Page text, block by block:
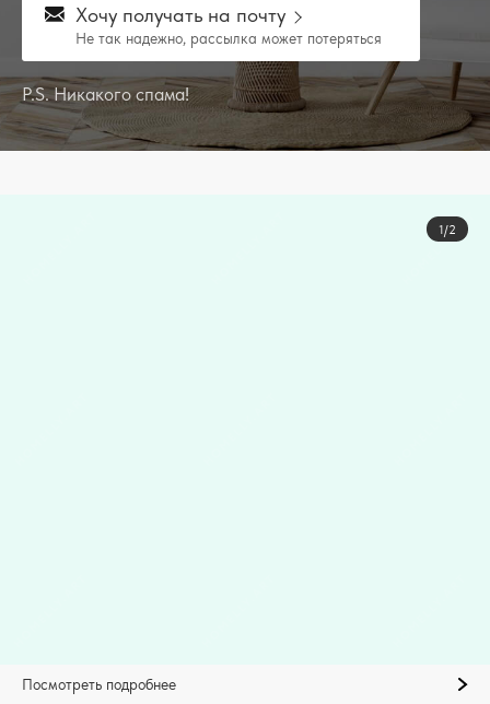
Хочу получать на почту
Не так надежно, рассылка может потеряться
P.S. Никакого спама!
1/2
Посмотреть подробнее